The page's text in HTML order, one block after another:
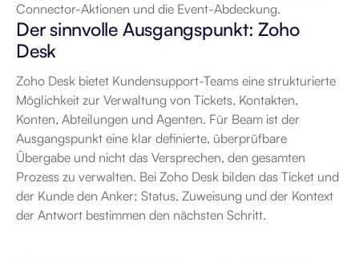
Connector-Aktionen und die Event-Abdeckung.
Der sinnvolle Ausgangspunkt: Zoho
Desk
Zoho Desk bietet Kundensupport-Teams eine strukturierte
Möglichkeit zur Verwaltung von Tickets, Kontakten,
Konten, Abteilungen und Agenten. Für Beam ist der
Ausgangspunkt eine klar definierte, überprüfbare
Übergabe und nicht das Versprechen, den gesamten
Prozess zu verwalten. Bei Zoho Desk bilden das Ticket und
der Kunde den Anker; Status, Zuweisung und der Kontext
der Antwort bestimmen den nächsten Schritt.